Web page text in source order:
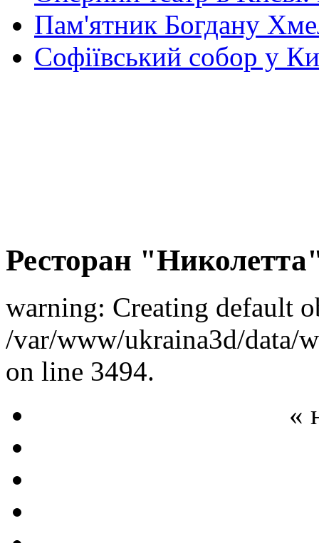
Пам'ятник Богдану
Софіївський собор у
Ресторан
warning: Creating default
/var/www/ukraina3d/data/
on line 3494.
«